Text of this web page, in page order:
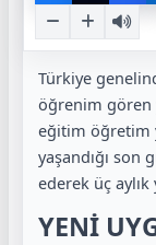
Türkiye
öğrenim gören
eğitim öğretim
yaşandığı son
ederek üç aylık
YENİ